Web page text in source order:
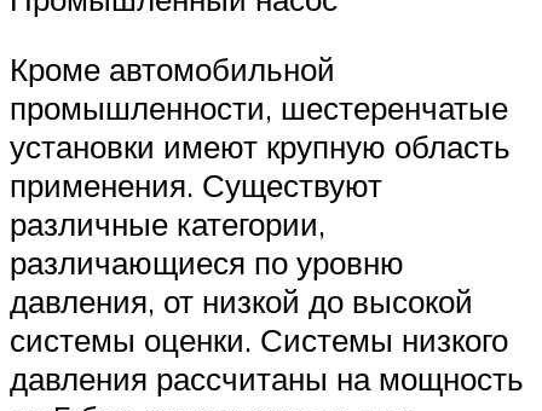
Кроме автомобильной
промышленности, шестеренчатые
установки имеют крупную область
применения. Существуют
различные категории,
различающиеся по уровню
давления, от низкой до высокой
системы оценки. Системы низкого
давления рассчитаны на мощность